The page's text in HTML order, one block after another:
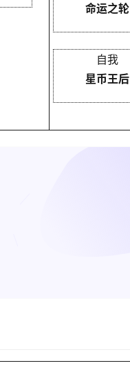
命运之轮
自我
星币王后